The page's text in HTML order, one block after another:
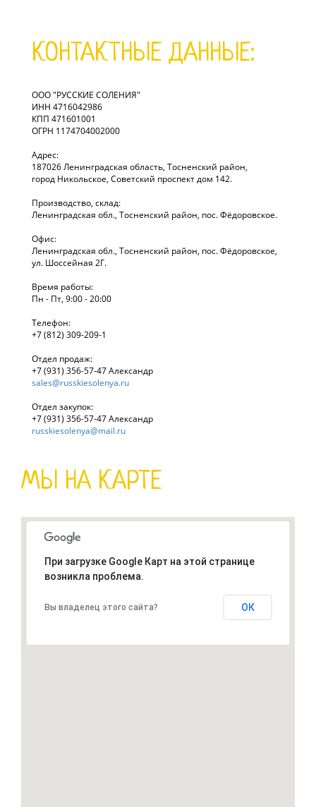
КОНТАКТНЫЕ ДАННЫЕ:
ООО "РУССКИЕ СОЛЕНИЯ"
ИНН 4716042986
КПП 471601001
ОГРН 1174704002000
Адрес:
187026 Ленинградская область, Тосненский район,
город Никольское, Советский проспект дом 142.
Производство, склад:
Ленинградская обл., Тосненский район, пос. Фёдоровское.
Офис:
Ленинградская обл., Тосненский район, пос. Фёдоровское,
ул. Шоссейная 2Г.
Время работы:
Пн - Пт, 9:00 - 20:00
Телефон:
+7 (812) 309-209-1
Отдел продаж:
+7 (931) 356-57-47 Александр
sales@russkiesolenya.ru
Отдел закупок:
+7 (931) 356-57-47 Александр
russkiesolenya@mail.ru
МЫ НА КАРТЕ
При загрузке Google Карт на этой странице
возникла проблема.
Вы владелец этого сайта? ОК